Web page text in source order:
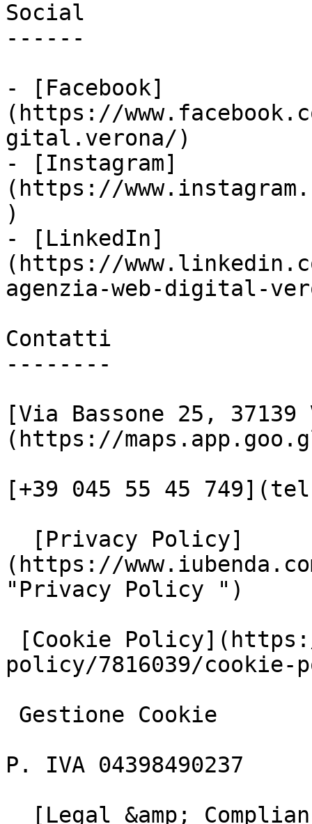
Social
------
- [Facebook]
(https://
gital.verona/)
- [Instagram]
(https://
)
- [LinkedIn]
(https://
agenzia-web-digital-
Contatti
--------
[Via Bassone 25, 37139
(https://
[+39 045 55 45
(https://
"Privacy Policy ")
policy/7816039/
P. IVA 04398490237